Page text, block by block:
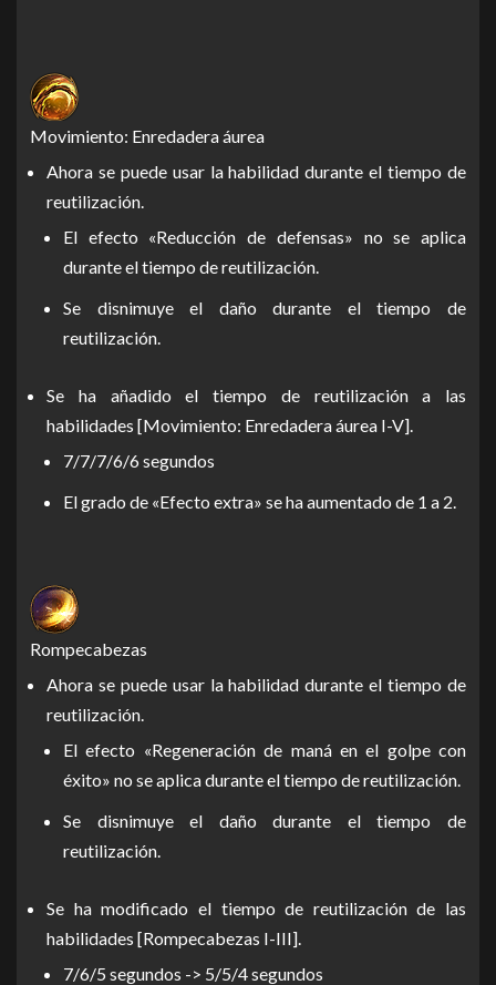
Movimiento: Enredadera áurea
Ahora se puede usar la habilidad durante el tiempo de
reutilización.
El efecto «Reducción de defensas» no se aplica
durante el tiempo de reutilización.
Se disnimuye el daño durante el tiempo de
reutilización.
Se ha añadido el tiempo de reutilización a las
habilidades [Movimiento: Enredadera áurea I-V].
7/7/7/6/6 segundos
El grado de «Efecto extra» se ha aumentado de 1 a 2.
Rompecabezas
Ahora se puede usar la habilidad durante el tiempo de
reutilización.
El efecto «Regeneración de maná en el golpe con
éxito» no se aplica durante el tiempo de reutilización.
Se disnimuye el daño durante el tiempo de
reutilización.
Se ha modificado el tiempo de reutilización de las
habilidades [Rompecabezas I-III].
7/6/5 segundos -> 5/5/4 segundos